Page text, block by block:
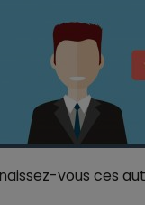
vous ces